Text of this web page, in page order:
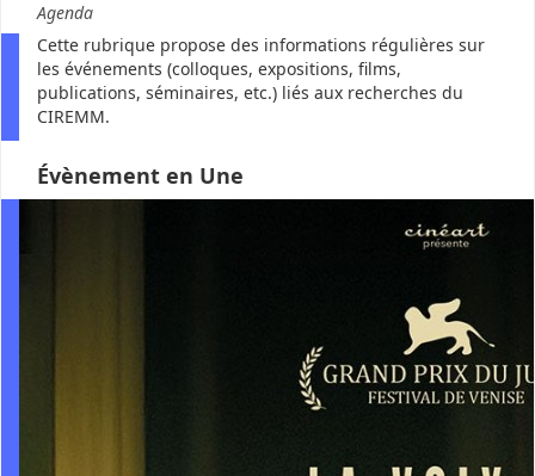
Agenda
Cette rubrique propose des informations régulières sur
les événements (colloques, expositions, films,
publications, séminaires, etc.) liés aux recherches du
CIREMM.
Évènement en Une